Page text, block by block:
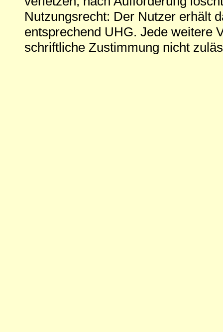
Nutzungsrecht: Der Nutzer erhält
entsprechend UHG. Jede weitere
schriftliche Zustimmung nicht